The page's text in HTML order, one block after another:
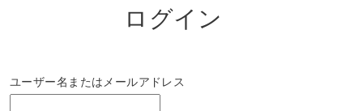
ログイン
ユーザー名またはメールアドレス